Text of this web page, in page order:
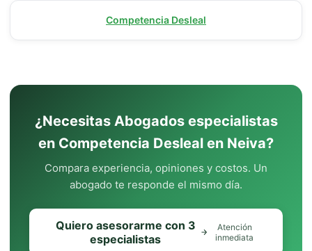
Competencia Desleal
¿Necesitas Abogados especialistas
en Competencia Desleal en Neiva?
Compara experiencia, opiniones y costos. Un
abogado te responde el mismo día.
Quiero asesorarme con 3
especialistas
Atención
inmediata